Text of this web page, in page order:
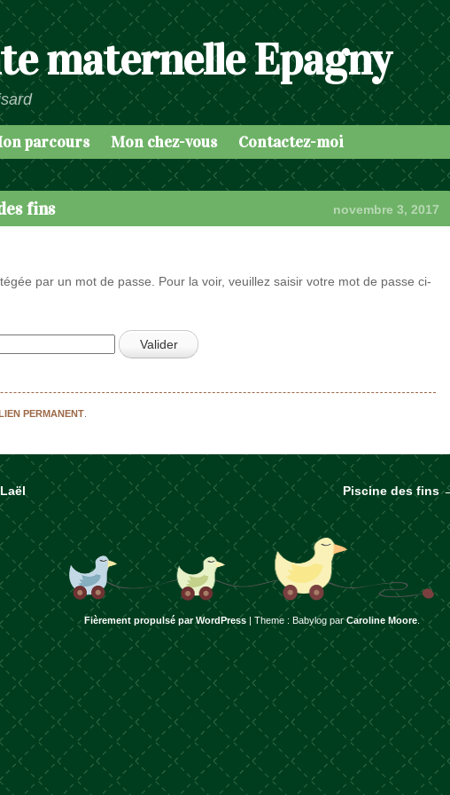
maternelle Epagny
parcours Mon chez-vous Contactez-moi
fins novembre 3, 2017
par un mot de passe. Pour la voir, veuillez saisir votre mot de passe ci-
PERMANENT
articles
Piscine des fins
Fièrement propulsé par WordPress Theme : Babylog parCaroline Moore.